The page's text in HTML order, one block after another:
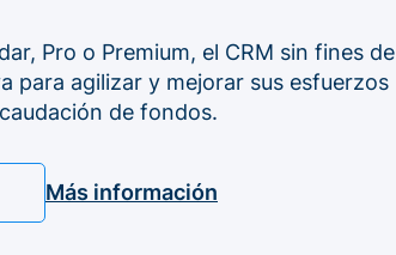
Pro o Premium, el CRM sin fines de
para agilizar y mejorar sus esfuerzos
de fondos.
Más información